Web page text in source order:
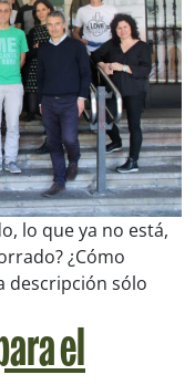
lo que ya no está,
¿Cómo
descripción sólo
el